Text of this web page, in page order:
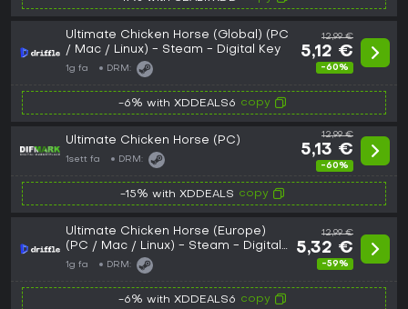
Ultimate Chicken Horse (Global) (PC
/ Mac / Linux) - Steam - Digital Key
1g fa DRM:
12,99 €
5,12 €
-60%
-6% with XDDEALS6 copy
Ultimate Chicken Horse (PC)
1sett fa DRM:
12,99 €
5,13 €
-60%
-15% with XDDEALS copy
Ultimate Chicken Horse (Europe)
(PC / Mac / Linux) - Steam - Digital
Key
1g fa DRM:
12,99 €
5,32 €
-59%
-6% with XDDEALS6 copy